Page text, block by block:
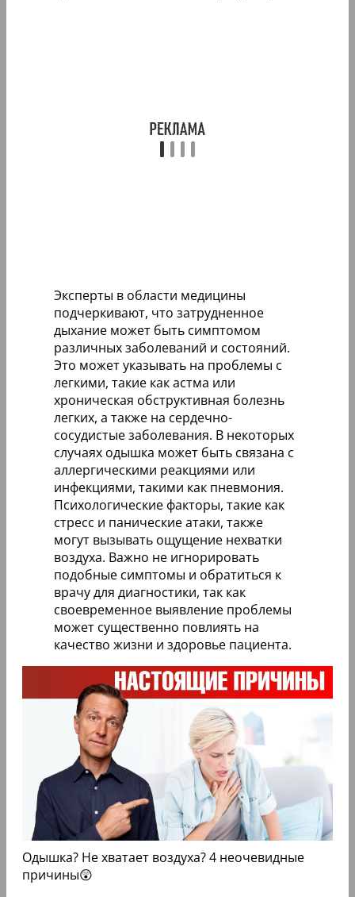
Эксперты в области медицины
подчеркивают, что затрудненное
дыхание может быть симптомом
различных заболеваний и состояний.
Это может указывать на проблемы с
легкими, такие как астма или
хроническая обструктивная болезнь
легких, а также на сердечно-
сосудистые заболевания. В некоторых
случаях одышка может быть связана с
аллергическими реакциями или
инфекциями, такими как пневмония.
Психологические факторы, такие как
стресс и панические атаки, также
могут вызывать ощущение нехватки
воздуха. Важно не игнорировать
подобные симптомы и обратиться к
врачу для диагностики, так как
своевременное выявление проблемы
может существенно повлиять на
качество жизни и здоровье пациента.
Одышка? Не хватает воздуха? 4 неочевидные
причины😲